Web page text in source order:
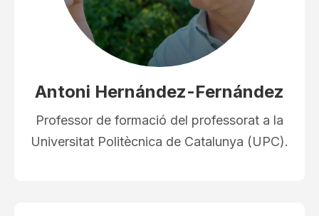
Antoni Hernández-Fernández
Professor de formació del professorat a la
Universitat Politècnica de Catalunya (UPC).